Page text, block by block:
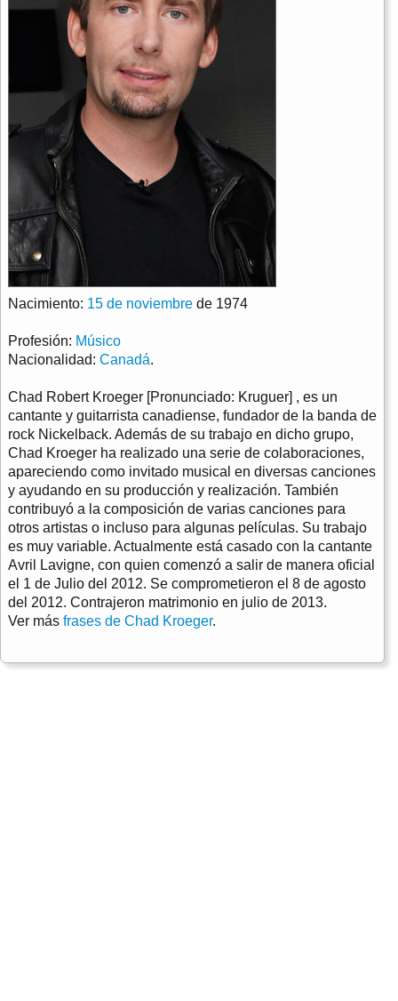
Nacimiento: 15 de noviembre de 1974
Profesión: Músico
Nacionalidad: Canadá.
Chad Robert Kroeger [Pronunciado: Kruguer] , es un
cantante y guitarrista canadiense, fundador de la banda de
rock Nickelback. Además de su trabajo en dicho grupo,
Chad Kroeger ha realizado una serie de colaboraciones,
apareciendo como invitado musical en diversas canciones
y ayudando en su producción y realización. También
contribuyó a la composición de varias canciones para
otros artistas o incluso para algunas películas. Su trabajo
es muy variable. Actualmente está casado con la cantante
Avril Lavigne, con quien comenzó a salir de manera oficial
el 1 de Julio del 2012. Se comprometieron el 8 de agosto
del 2012. Contrajeron matrimonio en julio de 2013.
Ver más frases de Chad Kroeger.